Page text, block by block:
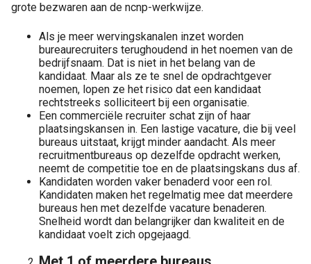
grote bezwaren aan de ncnp-werkwijze.
Als je meer wervingskanalen inzet worden
bureaurecruiters terughoudend in het noemen van de
bedrijfsnaam. Dat is niet in het belang van de
kandidaat. Maar als ze te snel de opdrachtgever
noemen, lopen ze het risico dat een kandidaat
rechtstreeks solliciteert bij een organisatie.
Een commerciële recruiter schat zijn of haar
plaatsingskansen in. Een lastige vacature, die bij veel
bureaus uitstaat, krijgt minder aandacht. Als meer
recruitmentbureaus op dezelfde opdracht werken,
neemt de competitie toe en de plaatsingskans dus af.
Kandidaten worden vaker benaderd voor een rol.
Kandidaten maken het regelmatig mee dat meerdere
bureaus hen met dezelfde vacature benaderen.
Snelheid wordt dan belangrijker dan kwaliteit en de
kandidaat voelt zich opgejaagd.